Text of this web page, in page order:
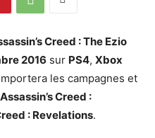
Creed : The Ezio
2016 sur PS4, Xbox
les campagnes et
Assassin’s Creed :
: Revelations.